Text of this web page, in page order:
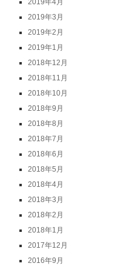
2019年4月
2019年3月
2019年2月
2019年1月
2018年12月
2018年11月
2018年10月
2018年9月
2018年8月
2018年7月
2018年6月
2018年5月
2018年4月
2018年3月
2018年2月
2018年1月
2017年12月
2016年9月